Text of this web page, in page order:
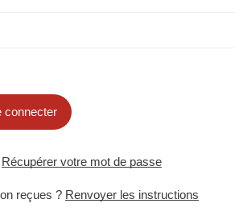
connecter
Récupérer votre mot de passe
reçues ? Renvoyer les instructions